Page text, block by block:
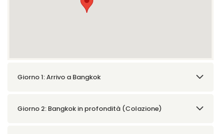
Giorno 1: Arrivo a Bangkok
Giorno 2: Bangkok in profondità (Colazione)